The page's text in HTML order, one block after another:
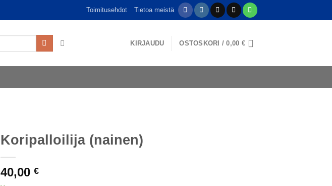
Toimitusehdot Tietoa meistä
KIRJAUDU OSTOSKORI /0,00 €
Koripalloilija (nainen)
40,00 €